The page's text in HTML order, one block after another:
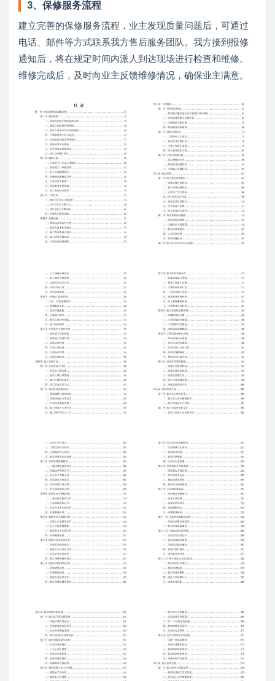
3、 保修服务流程
建立完善的保修服务流程，业主发现质量问题后，可通过
电话、邮件等方式联系我方售后服务团队。我方接到报修
通知后，将在规定时间内派人到达现场进行检查和维修。
维修完成后，及时向业主反馈维修情况，确保业主满意。